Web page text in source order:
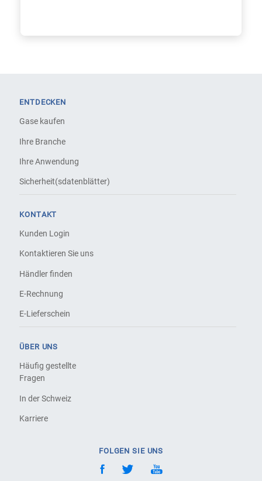
ENTDECKEN
Gase kaufen
Ihre Branche
Ihre Anwendung
Sicherheit(sdatenblätter)
KONTAKT
Kunden Login
Kontaktieren Sie uns
Händler finden
E-Rechnung
E-Lieferschein
ÜBER UNS
Häufig gestellte
Fragen
In der Schweiz
Karriere
FOLGEN SIE UNS